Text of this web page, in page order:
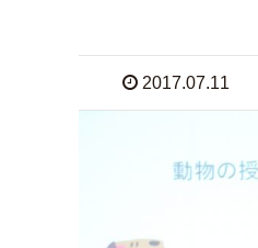
2017.07.11